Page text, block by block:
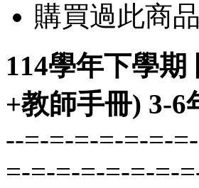
購買過此商
114學年下學
+教師手冊) 3-
--=-=-=-=-=-=-
=-=-=-=-=-=-=-